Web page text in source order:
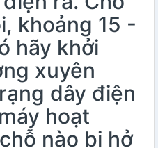
khoảng 15 -
hãy khởi
xuyên
dây điện
hoạt
nào bị hở